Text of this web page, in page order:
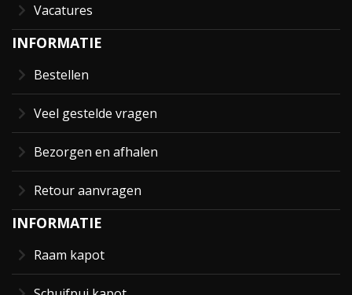
Vacatures
INFORMATIE
Bestellen
Veel gestelde vragen
Bezorgen en afhalen
Retour aanvragen
INFORMATIE
Raam kapot